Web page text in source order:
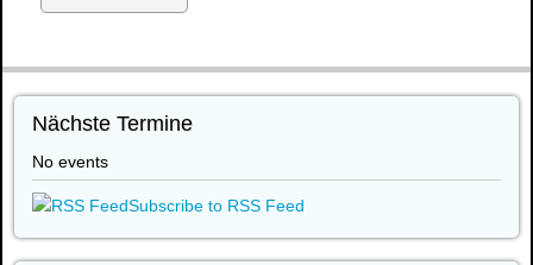
Nächste Termine
No events
Subscribe to RSS Feed